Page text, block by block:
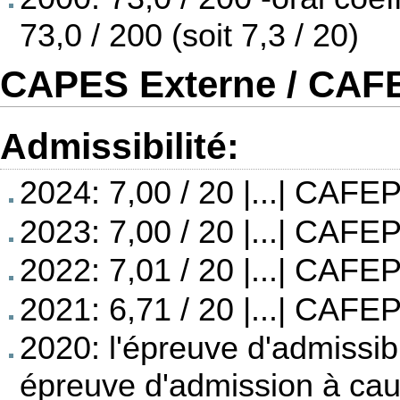
73,0 / 200 (soit 7,3 / 20)
CAPES Externe /
Admissibilité:
2024: 7,00 / 20 |...|
2023: 7,00 / 20 |...|
2022: 7,01 / 20 |...|
2021: 6,71 / 20 |...|
2020: l'épreuve
épreuve d'admission à